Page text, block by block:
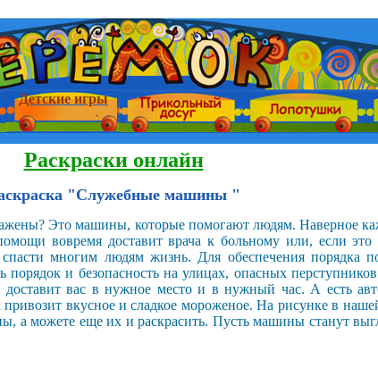
Детские игры
Раскраски онлайн
"Служебные машины "
Это машины, которые помогают людям. Наверное
вовремя доставит врача к больному или, если это
многим людям жизнь. Для обеспечения порядка
порядок и безопасность на улицах, опасных
доставит вас в нужное место и в нужный час. А есть
привозит вкусное и сладкое мороженое. На рисунке в
а можете еще их и раскрасить. Пусть машины станут